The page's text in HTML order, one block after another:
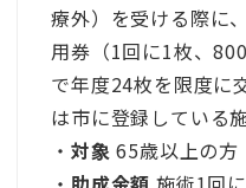
療外）を受ける際に
用券（1回に1枚、
で年度24枚を限度に
は市に登録している
・ 対象 65歳以上の方